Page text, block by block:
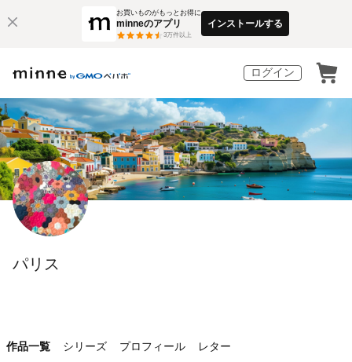
お買いものがもっとお得に
minneのアプリ
3万件以上
インストールする
ログイン
パリス
作品一覧 シリーズ プロフィール レター